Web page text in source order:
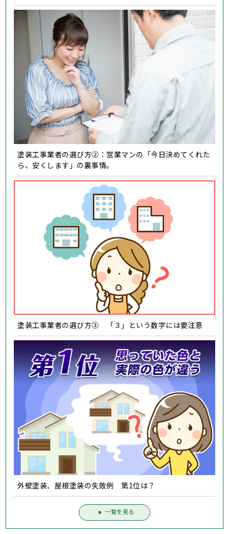
塗装工事業者の選び方②：営業マンの「今日決めてくれた
ら、安くします」の裏事情。
塗装工事業者の選び方③ 「３」という数字には要注意
外壁塗装、屋根塗装の失敗例 第1位は？
一覧を見る